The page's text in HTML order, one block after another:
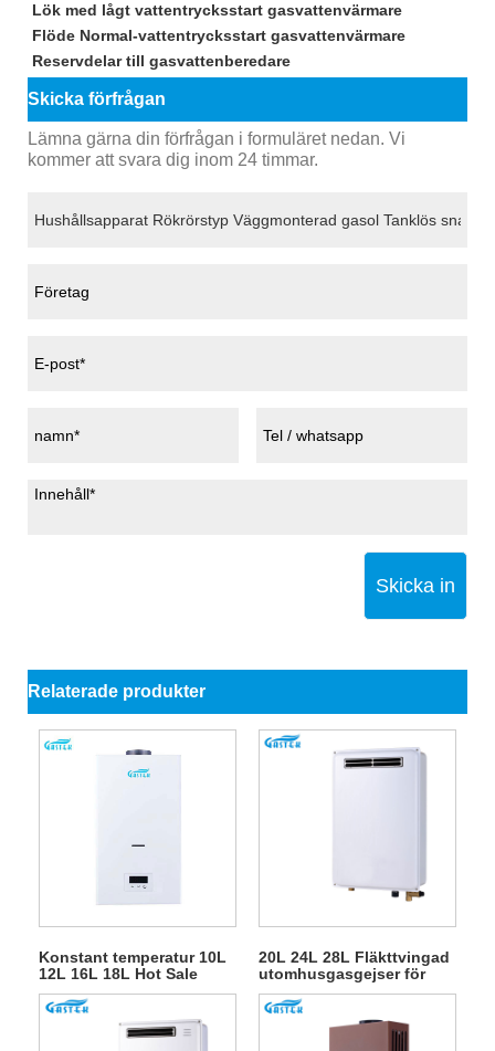
Lök med lågt vattentrycksstart gasvattenvärmare
Flöde Normal-vattentrycksstart gasvattenvärmare
Reservdelar till gasvattenberedare
Skicka förfrågan
Lämna gärna din förfrågan i formuläret nedan. Vi
kommer att svara dig inom 24 timmar.
Skicka in
Relaterade produkter
Konstant temperatur 10L
12L 16L 18L Hot Sale
Rökrörstyp
Väggmonterad Tanklös
Instant LPG Naturligt
Varmvatten Gas
20L 24L 28L Fläkttvingad
utomhusgasgejser för
varmvattendusch